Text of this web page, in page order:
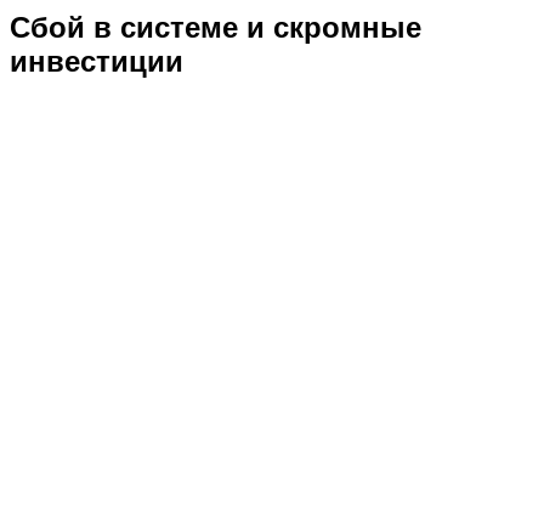
Сбой в системе и скромные
инвестиции